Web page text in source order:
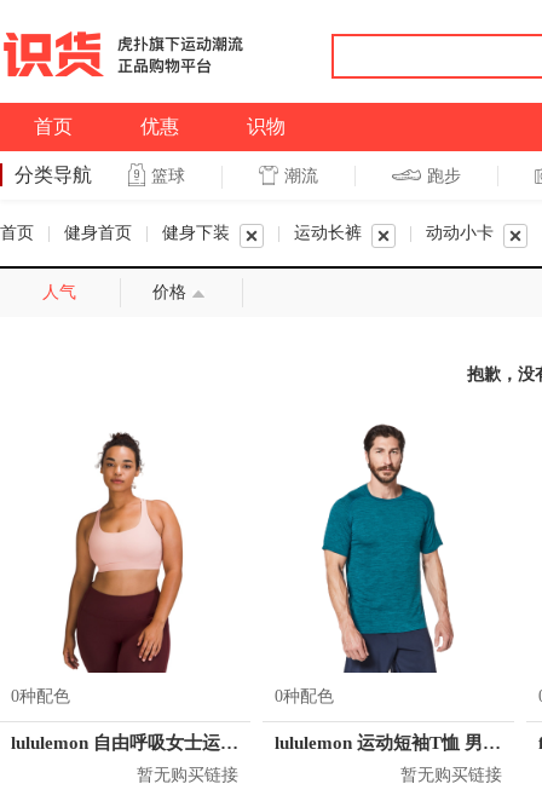
首页 优惠 识物
分类导航 篮球 潮流 跑步
首页 健身首页 健身下装 运动长裤 动动小卡
人气 价格
抱歉，没
0种配色
lululemon 自由呼吸女士运动文胸
暂无购买链接
0种配色
lululemon 运动短袖T恤 男女同款 LM3AR7S
暂无购买链接